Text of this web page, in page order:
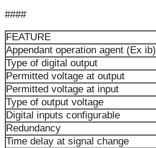
####
FEATURE
Appendant operation agent (Ex ib)
Type of digital output
Permitted voltage at output
Permitted voltage at input
Type of output voltage
Digital inputs configurable
Redundancy
Time delay at signal change